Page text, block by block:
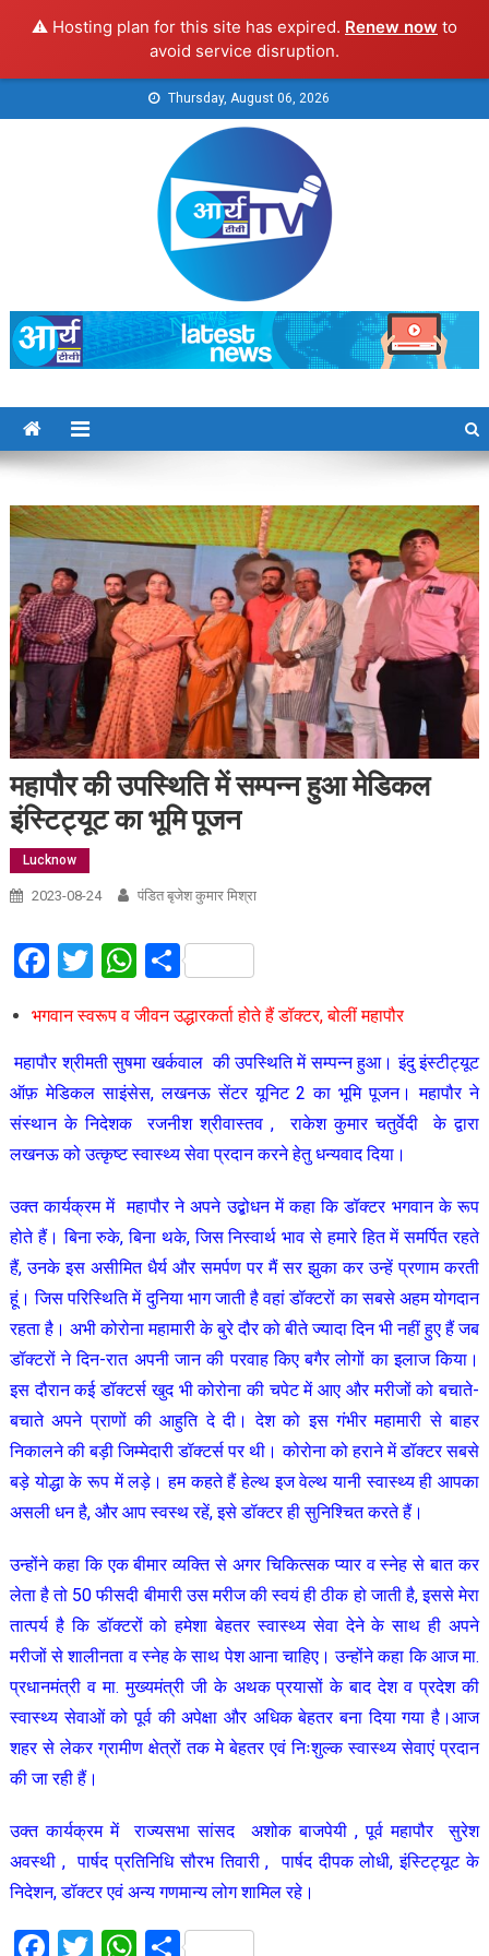
⚠️ Hosting plan for this site has expired. Renew now to
avoid service disruption.
to
Thursday, August 06, 2026
Arya TV
महापौर की उपस्थिति में सम्पन्न हुआ मेडिकल
इंस्टिट्यूट का भूमि पूजन
Lucknow
2023-08-24 पंडित बृजेश कुमार मिश्रा
Facebook
Twitter
WhatsApp
Share
भगवान स्वरूप व जीवन उद्धारकर्ता होते हैं डॉक्टर, बोलीं महापौर
महापौर श्रीमती सुषमा खर्कवाल की उपस्थिति में सम्पन्न हुआ। इंदु इंस्टीट्यूट
ऑफ़ मेडिकल साइंसेस, लखनऊ सेंटर यूनिट 2 का भूमि पूजन। महापौर ने
संस्थान के निदेशक रजनीश श्रीवास्तव , राकेश कुमार चतुर्वेदी के द्वारा
लखनऊ को उत्कृष्ट स्वास्थ्य सेवा प्रदान करने हेतु धन्यवाद दिया।
उक्त कार्यक्रम में महापौर ने अपने उद्बोधन में कहा कि डॉक्टर भगवान के रूप
होते हैं। बिना रुके, बिना थके, जिस निस्वार्थ भाव से हमारे हित में समर्पित रहते
हैं, उनके इस असीमित धैर्य और समर्पण पर मैं सर झुका कर उन्हें प्रणाम करती
हूं। जिस परिस्थिति में दुनिया भाग जाती है वहां डॉक्टरों का सबसे अहम योगदान
रहता है। अभी कोरोना महामारी के बुरे दौर को बीते ज्यादा दिन भी नहीं हुए हैं जब
डॉक्टरों ने दिन-रात अपनी जान की परवाह किए बगैर लोगों का इलाज किया।
इस दौरान कई डॉक्टर्स खुद भी कोरोना की चपेट में आए और मरीजों को बचाते-
बचाते अपने प्राणों की आहुति दे दी। देश को इस गंभीर महामारी से बाहर
निकालने की बड़ी जिम्मेदारी डॉक्टर्स पर थी। कोरोना को हराने में डॉक्टर सबसे
बड़े योद्धा के रूप में लड़े। हम कहते हैं हेल्थ इज वेल्थ यानी स्वास्थ्य ही आपका
असली धन है, और आप स्वस्थ रहें, इसे डॉक्टर ही सुनिश्चित करते हैं।
उन्होंने कहा कि एक बीमार व्यक्ति से अगर चिकित्सक प्यार व स्नेह से बात कर
लेता है तो 50 फीसदी बीमारी उस मरीज की स्वयं ही ठीक हो जाती है, इससे मेरा
तात्पर्य है कि डॉक्टरों को हमेशा बेहतर स्वास्थ्य सेवा देने के साथ ही अपने
मरीजों से शालीनता व स्नेह के साथ पेश आना चाहिए। उन्होंने कहा कि आज मा.
प्रधानमंत्री व मा. मुख्यमंत्री जी के अथक प्रयासों के बाद देश व प्रदेश की
स्वास्थ्य सेवाओं को पूर्व की अपेक्षा और अधिक बेहतर बना दिया गया है।आज
शहर से लेकर ग्रामीण क्षेत्रों तक मे बेहतर एवं निःशुल्क स्वास्थ्य सेवाएं प्रदान
की जा रही हैं।
उक्त कार्यक्रम में राज्यसभा सांसद अशोक बाजपेयी , पूर्व महापौर सुरेश
अवस्थी , पार्षद प्रतिनिधि सौरभ तिवारी , पार्षद दीपक लोधी, इंस्टिट्यूट के
निदेशन, डॉक्टर एवं अन्य गणमान्य लोग शामिल रहे।
Facebook
Twitter
WhatsApp
Share